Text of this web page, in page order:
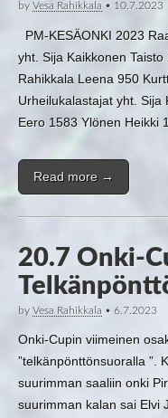
by Vesa Rahikkala • 10.7.2023
PM-KESÄONKI 2023
yht. Sija Kaikkonen
Rahikkala Leena 950
Urheilukalastajat yht. Sija
Eero 1583 Ylönen Heikki
Read more →
20.7 Onki-
by Vesa Rahikkala • 6.7.2023
Onki-Cupin viimeinen
”telkänpönttönsuoralla ”.
suurimman saaliin onki
suurimman kalan sai Elvi